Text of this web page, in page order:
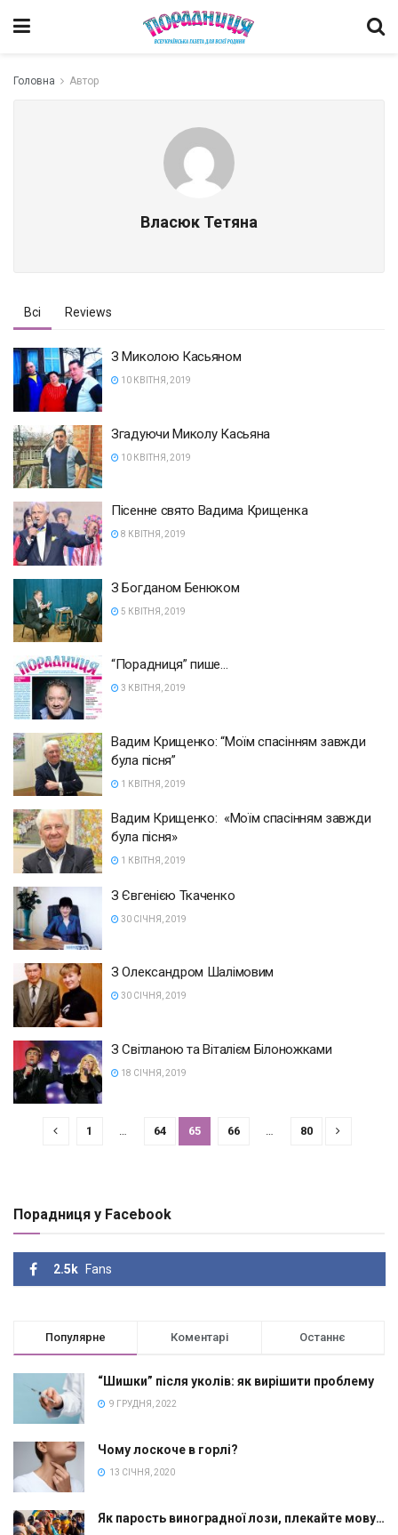
Головна Автор
Власюк Тетяна
Всі Reviews
З Миколою Касьяном
10 КВІТНЯ, 2019
Згадуючи Миколу Касьяна
10 КВІТНЯ, 2019
Пісенне свято Вадима Крищенка
8 КВІТНЯ, 2019
З Богданом Бенюком
5 КВІТНЯ, 2019
“Порадниця” пише…
3 КВІТНЯ, 2019
Вадим Крищенко: “Моїм спасінням завжди
була пісня”
1 КВІТНЯ, 2019
Вадим Крищенко: «Моїм спасінням завжди
була пісня»
1 КВІТНЯ, 2019
З Євгенією Ткаченко
30 СІЧНЯ, 2019
З Олександром Шалімовим
30 СІЧНЯ, 2019
З Світланою та Віталієм Білоножками
18 СІЧНЯ, 2019
1 … 64 65 66 … 80
Порадниця у Facebook
2.5k Fans
Популярне Коментарі Останнє
“Шишки” після уколів: як вирішити проблему
9 ГРУДНЯ, 2022
Чому лоскоче в горлі?
13 СІЧНЯ, 2020
Як парость виноградної лози, плекайте мову…